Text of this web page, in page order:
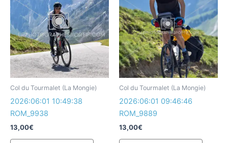
Col du Tourmalet (La Mongie)
2026:06:01 10:49:38
ROM_9938
13,00€
Col du Tourmalet (La Mongie)
2026:06:01 09:46:46
ROM_9889
13,00€